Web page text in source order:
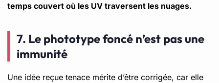
temps couvert où les UV traversent les nuages.
7. Le phototype foncé n’est pas une
immunité
Une idée reçue tenace mérite d’être corrigée, car elle